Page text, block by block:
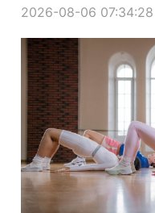
2026-08-06 07:34:28